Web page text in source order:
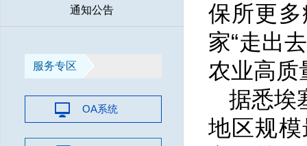
通知公告
服务专区
OA系统
保所更
家“走出
农业高质
据悉埃
地区规